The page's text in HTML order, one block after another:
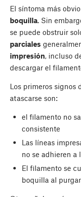
El síntoma más
boquilla. Sin
se puede obstruir
parciales
impresión, incluso
descargar el
Los primeros signos
atascarse son:
el filamento no
consistente
Las líneas
no se adhieren a
El filamento se
boquilla al